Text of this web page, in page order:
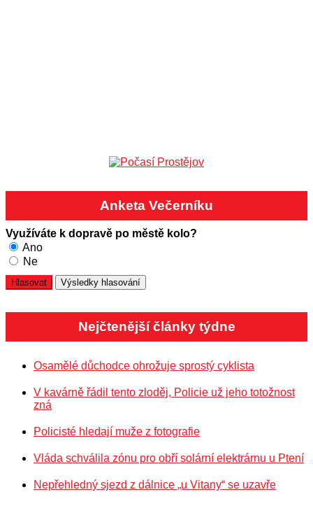
Anketa Večerníku
Využíváte k dopravě po městě kolo?
Ano
Ne
Nejčtenější články týdne
Osamělé důchodce ohrožuje sprostý cyklista
V kavárně řádil tento zloděj, Policie už jeho totožnost
zná
Policisté hledají muže z fotografie
Vláda schválila zónu pro obří solární elektrárnu u Ptení
Nepřehledný sjezd z dálnice „u Vitany“ se uzavře